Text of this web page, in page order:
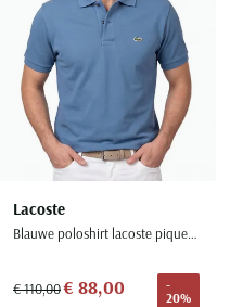
Lacoste
Blauwe poloshirt lacoste pique classic fit
€ 110,00€ 88,00
-
20%